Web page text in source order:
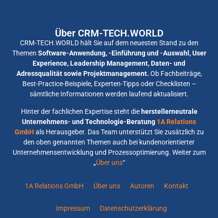
Über CRM-TECH.WORLD
CRM-TECH.WORLD hält Sie auf dem neuesten Stand zu den
Themen Software-Anwendung, -Einführung und -Auswahl, User
Experience, Leadership Management, Daten- und
Adressqualität sowie Projektmanagement. Ob Fachbeiträge,
Best-Practice-Beispiele, Experten-Tipps oder Checklisten –
sämtliche Informationen werden laufend aktualisiert.
Hinter der fachlichen Expertise steht die herstellerneutrale
Unternehmens- und Technologie-Beratung 1A Relations
GmbH als Herausgeber. Das Team unterstützt Sie zusätzlich zu
den oben genannten Themen auch bei kundenorientierter
Unternehmensentwicklung und Prozessoptimierung. Weiter zum
„Über uns“
1A Relations GmbH Über uns Autoren Kontakt
Impressum Datenschutzerklärung